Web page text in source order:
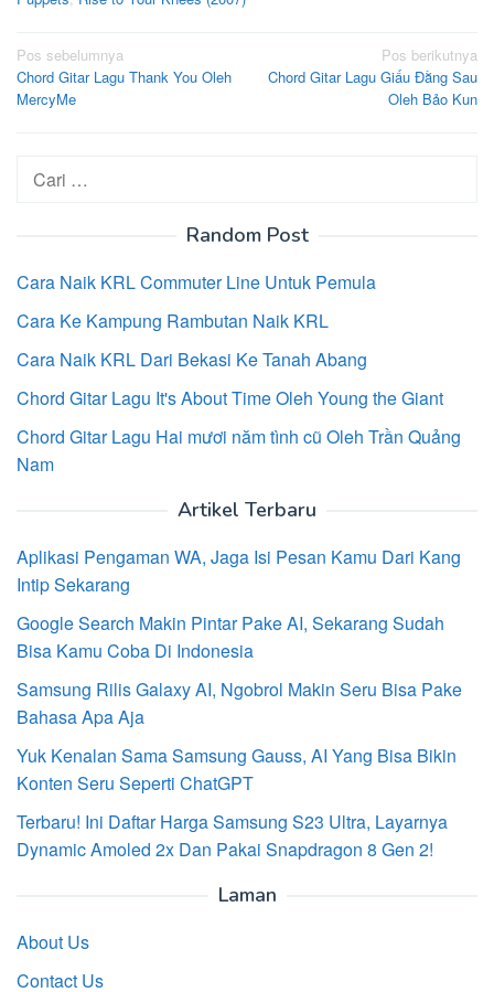
Navigasi
pos
Pos sebelumnya
Chord Gitar Lagu Thank You Oleh
MercyMe
Pos berikutnya
Chord Gitar Lagu Giấu Đằng Sau
Oleh Bảo Kun
Cari
untuk:
Random Post
Cara Naik KRL Commuter Line Untuk Pemula
Cara Ke Kampung Rambutan Naik KRL
Cara Naik KRL Dari Bekasi Ke Tanah Abang
Chord Gitar Lagu It's About Time Oleh Young the Giant
Chord Gitar Lagu Hai mươi năm tình cũ Oleh Trần Quảng
Nam
Artikel Terbaru
Aplikasi Pengaman WA, Jaga Isi Pesan Kamu Dari Kang
Intip Sekarang
Google Search Makin Pintar Pake AI, Sekarang Sudah
Bisa Kamu Coba Di Indonesia
Samsung Rilis Galaxy AI, Ngobrol Makin Seru Bisa Pake
Bahasa Apa Aja
Yuk Kenalan Sama Samsung Gauss, AI Yang Bisa Bikin
Konten Seru Seperti ChatGPT
Terbaru! Ini Daftar Harga Samsung S23 Ultra, Layarnya
Dynamic Amoled 2x Dan Pakai Snapdragon 8 Gen 2!
Laman
About Us
Contact Us